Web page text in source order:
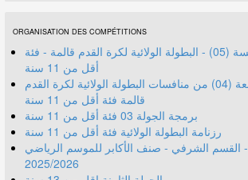
ORGANISATION DES COMPÉTITIONS
مباريات الجولة الخامسة (05) - البطولة الولائية لكرة القدم قالمة - فئة
أقل من 11 سنة
مباريات الجولة الرابعة (04) من منافسات البطولة الولائية لكرة القدم
قالمة فئة أقل من 11 سنة
برمجة الجولة 03 فئة أقل من 11 سنة
رزنامة البطولة الولائية فئة أقل من 11 سنة
برمجة الجولة 15 - القسم الشرفي - صنف الأكابر للموسم الرياضي
2025/2026